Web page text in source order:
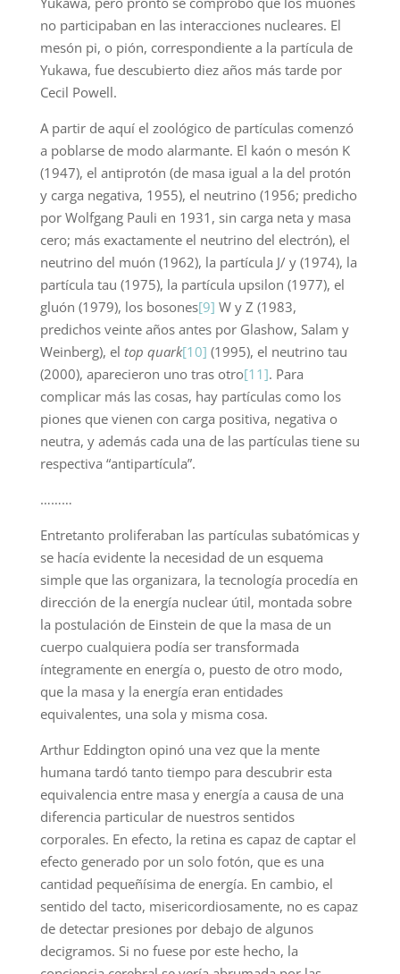
no participaban en las interacciones nucleares. El
mesón pi, o pión, correspondiente a la partícula de
Yukawa, fue descubierto diez años más tarde por
Cecil Powell.
A partir de aquí el zoológico de partículas comenzó
a poblarse de modo alarmante. El kaón o mesón K
(1947), el antiprotón (de masa igual a la del protón
y carga negativa, 1955), el neutrino (1956; predicho
por Wolfgang Pauli en 1931, sin carga neta y masa
cero; más exactamente el neutrino del electrón), el
neutrino del muón (1962), la partícula J/ y (1974), la
partícula tau (1975), la partícula upsilon (1977), el
gluón (1979), los bosones[9] W y Z (1983,
predichos veinte años antes por Glashow, Salam y
Weinberg), el top quark[10] (1995), el neutrino tau
(2000), aparecieron uno tras otro[11]. Para
complicar más las cosas, hay partículas como los
piones que vienen con carga positiva, negativa o
neutra, y además cada una de las partículas tiene su
respectiva “antipartícula”.
………
Entretanto proliferaban las partículas subatómicas y
se hacía evidente la necesidad de un esquema
simple que las organizara, la tecnología procedía en
dirección de la energía nuclear útil, montada sobre
la postulación de Einstein de que la masa de un
cuerpo cualquiera podía ser transformada
íntegramente en energía o, puesto de otro modo,
que la masa y la energía eran entidades
equivalentes, una sola y misma cosa.
Arthur Eddington opinó una vez que la mente
humana tardó tanto tiempo para descubrir esta
equivalencia entre masa y energía a causa de una
diferencia particular de nuestros sentidos
corporales. En efecto, la retina es capaz de captar el
efecto generado por un solo fotón, que es una
cantidad pequeñísima de energía. En cambio, el
sentido del tacto, misericordiosamente, no es capaz
de detectar presiones por debajo de algunos
decigramos. Si no fuese por este hecho, la